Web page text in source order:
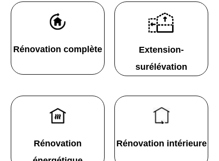
Rénovation complète
Extension-
surélévation
Rénovation
Rénovation intérieure